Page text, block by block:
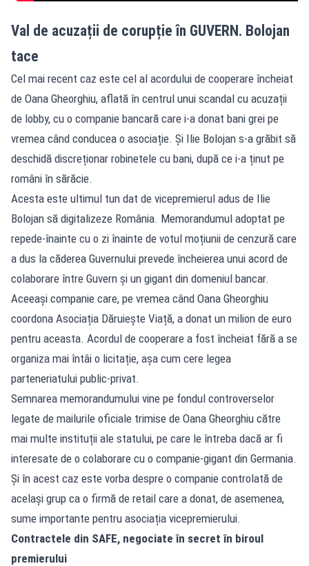
Val de acuzații de corupție în GUVERN. Bolojan
tace
Cel mai recent caz este cel al acordului de cooperare încheiat
de Oana Gheorghiu, aflată în centrul unui scandal cu acuzații
de lobby, cu o companie bancară care i-a donat bani grei pe
vremea când conducea o asociație. Și Ilie Bolojan s-a grăbit să
deschidă discreționar robinetele cu bani, după ce i-a ținut pe
români în sărăcie.
Acesta este ultimul tun dat de vicepremierul adus de Ilie
Bolojan să digitalizeze România. Memorandumul adoptat pe
repede-înainte cu o zi înainte de votul moțiunii de cenzură care
a dus la căderea Guvernului prevede încheierea unui acord de
colaborare între Guvern și un gigant din domeniul bancar.
Aceeași companie care, pe vremea când Oana Gheorghiu
coordona Asociația Dăruiește Viață, a donat un milion de euro
pentru aceasta. Acordul de cooperare a fost încheiat fără a se
organiza mai întâi o licitație, așa cum cere legea
parteneriatului public-privat.
Semnarea memorandumului vine pe fondul controverselor
legate de mailurile oficiale trimise de Oana Gheorghiu către
mai multe instituții ale statului, pe care le întreba dacă ar fi
interesate de o colaborare cu o companie-gigant din Germania.
Și în acest caz este vorba despre o companie controlată de
același grup ca o firmă de retail care a donat, de asemenea,
sume importante pentru asociația vicepremierului.
Contractele din SAFE, negociate în secret în biroul
premierului